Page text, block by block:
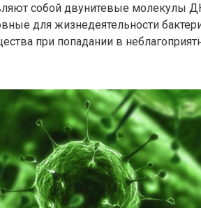
собой двунитевые молекулы
для жизнедеятельности
при попадании в